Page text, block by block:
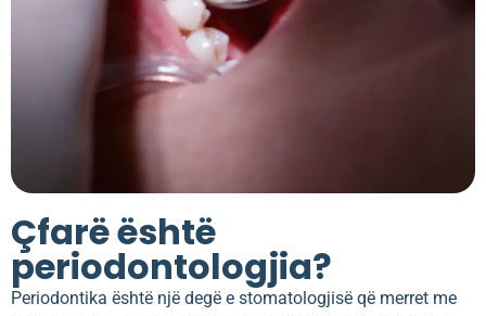
Çfarë është
periodontologjia?
Periodontika është një degë e stomatologjisë që merret me